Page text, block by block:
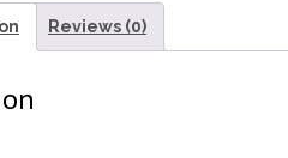
Reviews (0)